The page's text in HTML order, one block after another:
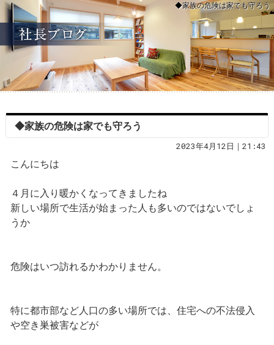
◆家族の危険は家でも守ろう
◆家族の危険は家でも守ろう
2023年4月12日｜21:43
こんにちは
４月に入り暖かくなってきましたね
新しい場所で生活が始まった人も多いのではないでしょ
うか
危険はいつ訪れるかわかりません。
特に都市部など人口の多い場所では、住宅への不法侵入
や空き巣被害などが